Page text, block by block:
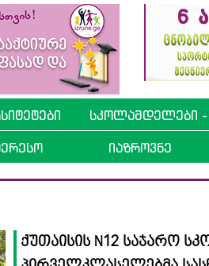
სკოლამდელები -
იაზროვნე
ქუთაისის N12 საჯარო